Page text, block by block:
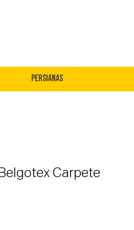
Persianas
Carpete